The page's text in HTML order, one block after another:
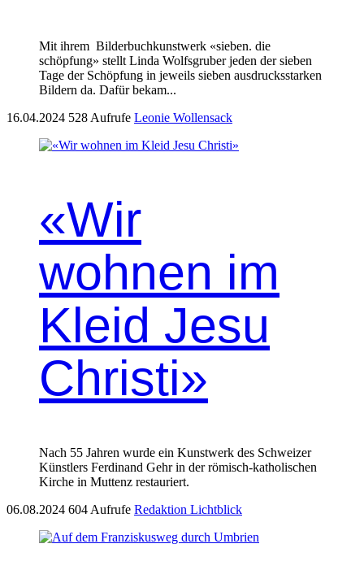
Mit ihrem Bilderbuchkunstwerk «sieben. die
schöpfung» stellt Linda Wolfsgruber jeden der sieben
Tage der Schöpfung in jeweils sieben ausdrucksstarken
Bildern da. Dafür bekam...
16.04.2024 528 Aufrufe Leonie Wollensack
«Wir
wohnen im
Kleid Jesu
Christi»
Nach 55 Jahren wurde ein Kunstwerk des Schweizer
Künstlers Ferdinand Gehr in der römisch-katholischen
Kirche in Muttenz restauriert.
06.08.2024 604 Aufrufe Redaktion Lichtblick